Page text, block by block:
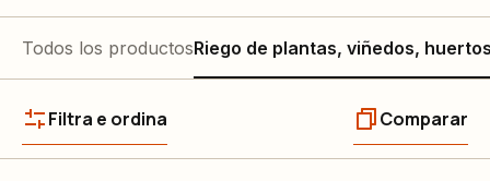
Todos los productosRiego de plantas, viñedos,
Filtra e ordina Comparar